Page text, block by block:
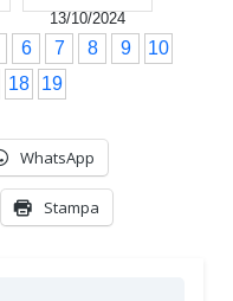
13/10/2024
6 7 8 9
10
18 19
WhatsApp
Stampa